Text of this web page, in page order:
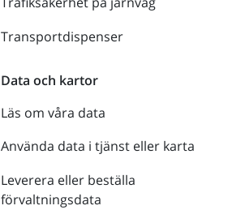
Transportdispenser
Data och kartor
Läs om våra data
Använda data i tjänst eller karta
Leverera eller beställa
förvaltningsdata